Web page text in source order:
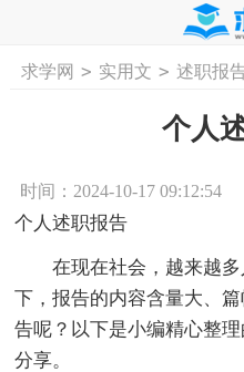
首页 工作计划
求学网 > 实用文 > 述职报
个人
时间：2024-10-17 09:12:54
个人述职报告
在现在社会，越来越多
下，报告的内容含量大、
告呢？以下是小编精心整
分享。